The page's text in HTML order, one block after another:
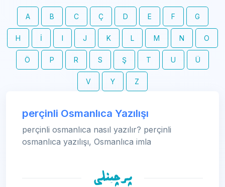
A B C Ç D E F G
H İ I J K L M N O
Ö P R S Ş T U Ü
V Y Z
perçinli Osmanlıca Yazılışı
perçinli osmanlıca nasıl yazılır? perçinli
osmanlıca yazılışı, Osmanlıca imla
پرچینلی